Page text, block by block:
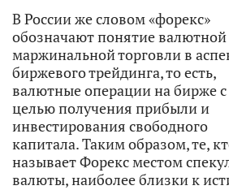
В России же словом «форекс»
обозначают понятие валютной
маржинальной торговли в
биржевого трейдинга, то есть,
валютные операции на бирже с
целью получения прибыли и
инвестирования свободного
капитала. Таким образом, те,
называет Форекс местом
валюты, наиболее близки к